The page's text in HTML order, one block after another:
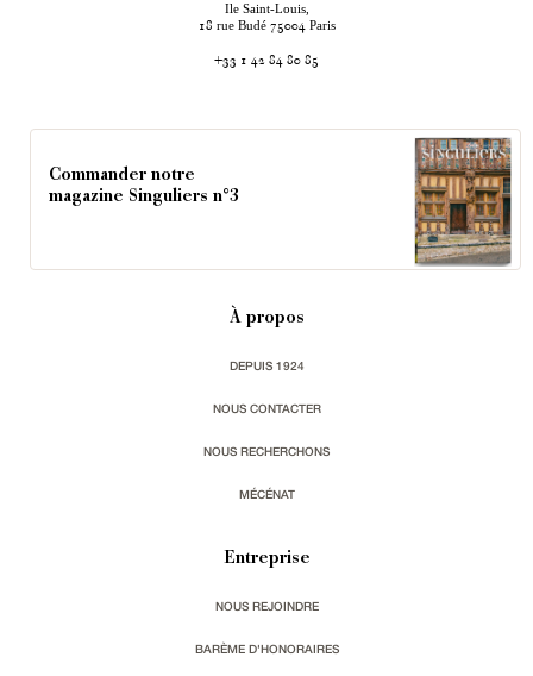
Ile Saint-Louis,
18 rue Budé 75004 Paris
+33 1 42 84 80 85
Commander notre
magazine Singuliers n°3
À propos
DEPUIS 1924
NOUS CONTACTER
NOUS RECHERCHONS
MÉCÉNAT
Entreprise
NOUS REJOINDRE
BARÈME D'HONORAIRES